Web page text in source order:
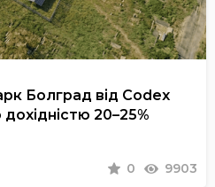
Болград від Codex
20–25%
0 9903